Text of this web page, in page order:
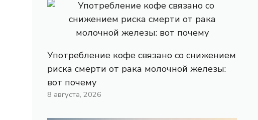
Употребление кофе связано со снижением
риска смерти от рака молочной железы:
вот почему
8 августа, 2026